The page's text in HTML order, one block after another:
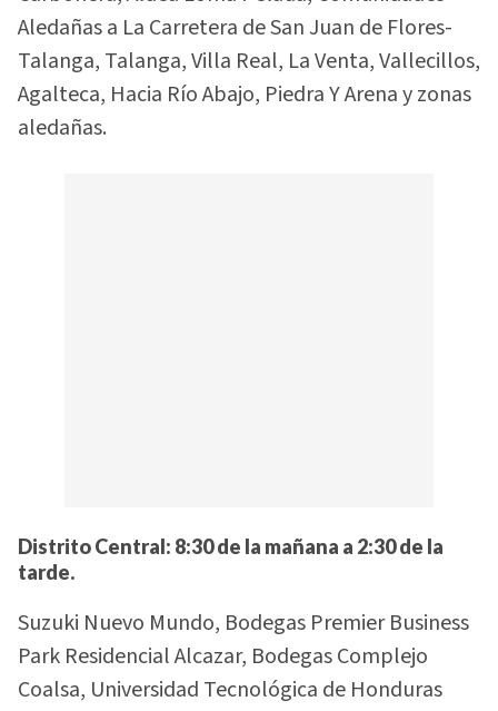
Aledañas a La Carretera de San Juan de Flores-
Talanga, Talanga, Villa Real, La Venta, Vallecillos,
Agalteca, Hacia Río Abajo, Piedra Y Arena y zonas
aledañas.
Distrito Central: 8:30 de la mañana a 2:30 de la
tarde.
Suzuki Nuevo Mundo, Bodegas Premier Business
Park Residencial Alcazar, Bodegas Complejo
Coalsa, Universidad Tecnológica de Honduras